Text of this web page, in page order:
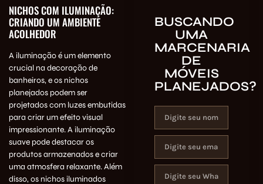
NICHOS COM ILUMINAÇÃO:
CRIANDO UM AMBIENTE
ACOLHEDOR
A iluminação é um elemento
crucial na decoração de
banheiros, e os nichos
planejados podem ser
projetados com luzes embutidas
para criar um efeito visual
impressionante. A iluminação
suave pode destacar os
produtos armazenados e criar
uma atmosfera relaxante. Além
disso, os nichos iluminados
BUSCANDO
UMA
MARCENARIA
DE
MÓVEIS
PLANEJADOS?